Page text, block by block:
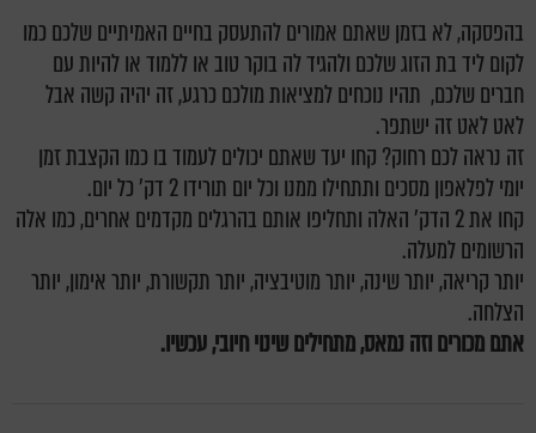
בהפסקה, לא בזמן שאתם אמורים להתעסק בחיים האמיתיים שלכם כמו
לקום ליד בת הזוג שלכם ולהגיד לה בוקר טוב או ללמוד או להיות עם
חברים שלכם, תהיו נוכחים למציאות מולכם כרגע, זה יהיה קשה אבל
לאט לאט זה ישתפר.
זה נראה לכם רחוק? קחו יעד שאתם יכולים לעמוד בו כמו הקצבת זמן
יומי לפלאפון מסכים ותתחילו ממנו וכל יום תורידו 2 דק' כל יום.
קחו את 2 הדק' האלה ותחליפו אותם בהרגלים מקדמים אחרים, כמו אלה
הרשומים למעלה.
יותר קריאה, יותר שינה, יותר מוטיבציה, יותר תקשורת, יותר אימון, יותר
הצלחה.
אתם מכורים וזה נמאס, מתחילים שינוי חיובי, עכשיו.